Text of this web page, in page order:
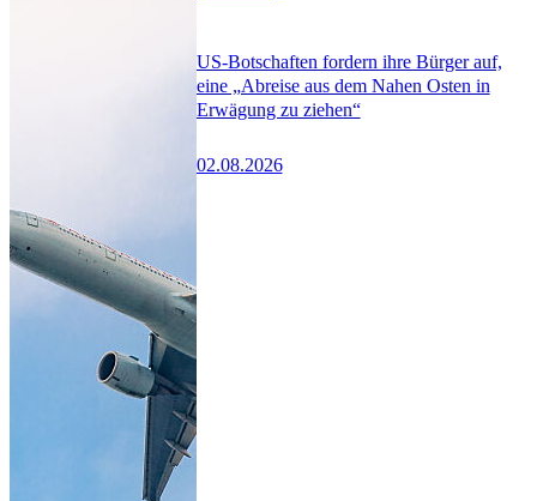
US-Botschaften fordern ihre Bürger auf,
eine „Abreise aus dem Nahen Osten in
Erwägung zu ziehen“
02.08.2026